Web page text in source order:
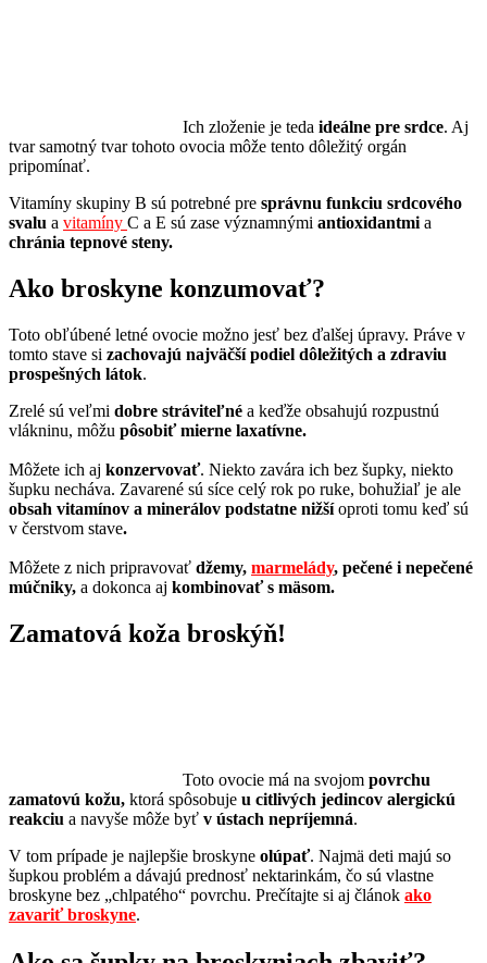
Ich zloženie je teda ideálne pre srdce. Aj
tvar samotný tvar tohoto ovocia môže tento dôležitý orgán
pripomínať.
Vitamíny skupiny B sú potrebné pre správnu funkciu srdcového
svalu a vitamíny C a E sú zase významnými antioxidantmi a
chránia tepnové steny.
Ako broskyne konzumovať?
Toto obľúbené letné ovocie možno jesť bez ďalšej úpravy. Práve v
tomto stave si zachovajú najväčší podiel dôležitých a zdraviu
prospešných látok.
Zrelé sú veľmi dobre stráviteľné a keďže obsahujú rozpustnú
vlákninu, môžu pôsobiť mierne laxatívne.
Môžete ich aj konzervovať. Niekto zavára ich bez šupky, niekto
šupku necháva. Zavarené sú síce celý rok po ruke, bohužiaľ je ale
obsah vitamínov a minerálov podstatne nižšíoproti tomu keď sú
v čerstvom stave.
Môžete z nich pripravovať džemy, marmelády, pečené i nepečené
múčniky, a dokonca aj kombinovať s mäsom.
Zamatová koža broskýň!
Toto ovocie má na svojom povrchu
zamatovú kožu, ktorá spôsobuje u citlivých jedincov alergickú
reakciu a navyše môže byť v ústach nepríjemná.
V tom prípade je najlepšie broskyne olúpať. Najmä deti majú so
šupkou problém a dávajú prednosť nektarinkám, čo sú vlastne
broskyne bez „chlpatého“ povrchu. Prečítajte si aj článok ako
zavariť broskyne.